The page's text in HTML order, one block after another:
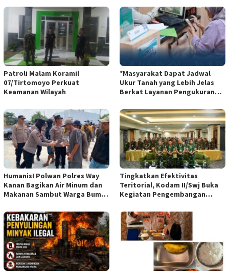
Patroli Malam Koramil
07/Tirtomoyo Perkuat
Keamanan Wilayah
*Masyarakat Dapat Jadwal
Ukur Tanah yang Lebih Jelas
Berkat Layanan Pengukuran
Humanis! Polwan Polres Way
Kanan Bagikan Air Minum dan
Makanan Sambut Warga Bumi
Tingkatkan Efektivitas
Teritorial, Kodam II/Swj Buka
Kegiatan Pengembangan
Apkowil TA 2026*